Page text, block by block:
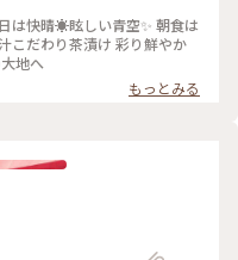
快晴☀眩しい青空✨️ 朝食は
こだわり茶漬け 彩り鮮やか
地へ
もっとみる